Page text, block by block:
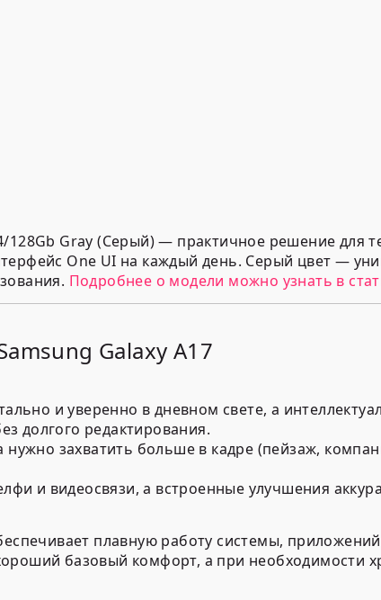
128Gb Gray (Серый) — практичное решение для
One UI на каждый день. Серый цвет —
Подробнее о модели можно узнать в
Galaxy A17
и уверенно в дневном свете, а
долгого редактирования.
захватить больше в кадре (пейзаж,
и видеосвязи, а встроенные улучшения
плавную работу системы,
базовый комфорт, а при необходимости